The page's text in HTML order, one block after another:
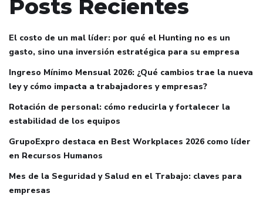
Posts Recientes
El costo de un mal líder: por qué el Hunting no es un
gasto, sino una inversión estratégica para su empresa
Ingreso Mínimo Mensual 2026: ¿Qué cambios trae la nueva
ley y cómo impacta a trabajadores y empresas?
Rotación de personal: cómo reducirla y fortalecer la
estabilidad de los equipos
GrupoExpro destaca en Best Workplaces 2026 como líder
en Recursos Humanos
Mes de la Seguridad y Salud en el Trabajo: claves para
empresas